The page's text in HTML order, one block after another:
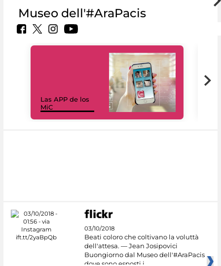
Museo dell'#AraPacis
Las APP de los
MiC
03/10/2018
Beati coloro che coltivano la voluttà
dell'attesa. — Jean Josipovici
Buongiorno dal Museo dell'#AraPacis
dove sono esposti i